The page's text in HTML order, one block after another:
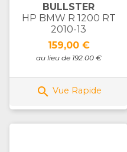
BULLSTER
HP BMW R 1200 RT
2010-13
Prix
159,00 €
au lieu de 192.00 €
 Vue Rapide